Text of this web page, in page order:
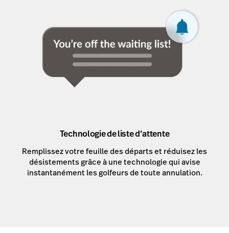
Technologie de liste d’attente
Remplissez votre feuille des départs et réduisez les
désistements grâce à une technologie qui avise
instantanément les golfeurs de toute annulation.